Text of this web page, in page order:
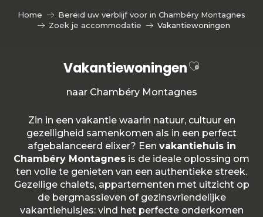
Home
Bereid uw verblijf voor in Chambéry Montagnes
Zoek je accommodatie
Vakantiewoningen
VakantiewoningenAjouter
naar Chambéry Montagnes
Zin in een vakantie waarin natuur, cultuur en
gezelligheid samenkomen als in een perfect
afgebalanceerd elixer? Een vakantiehuis in
Chambéry Montagnes is de ideale oplossing om
ten volle te genieten van een authentieke streek.
Gezellige chalets, appartementen met uitzicht op
de bergmassieven of gezinsvriendelijke
vakantiehuisjes: vind het perfecte onderkomen